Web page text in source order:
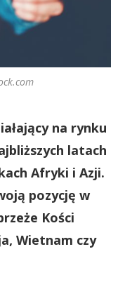
na rynku
latach
Afryki i Azji.
pozycję w
Kości
Wietnam czy